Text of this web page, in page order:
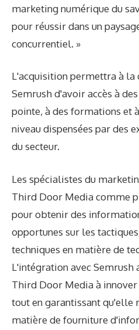
marketing numérique du
pour réussir dans un
concurrentiel. »
L'acquisition permettra à la
Semrush d'avoir accès à
pointe, à des formations et
niveau dispensées par des
du secteur.
Les spécialistes du
Third Door Media comme
pour obtenir des
opportunes sur les
techniques en matière de
L'intégration avec Semrush
Third Door Media à
tout en garantissant qu'elle
matière de fourniture